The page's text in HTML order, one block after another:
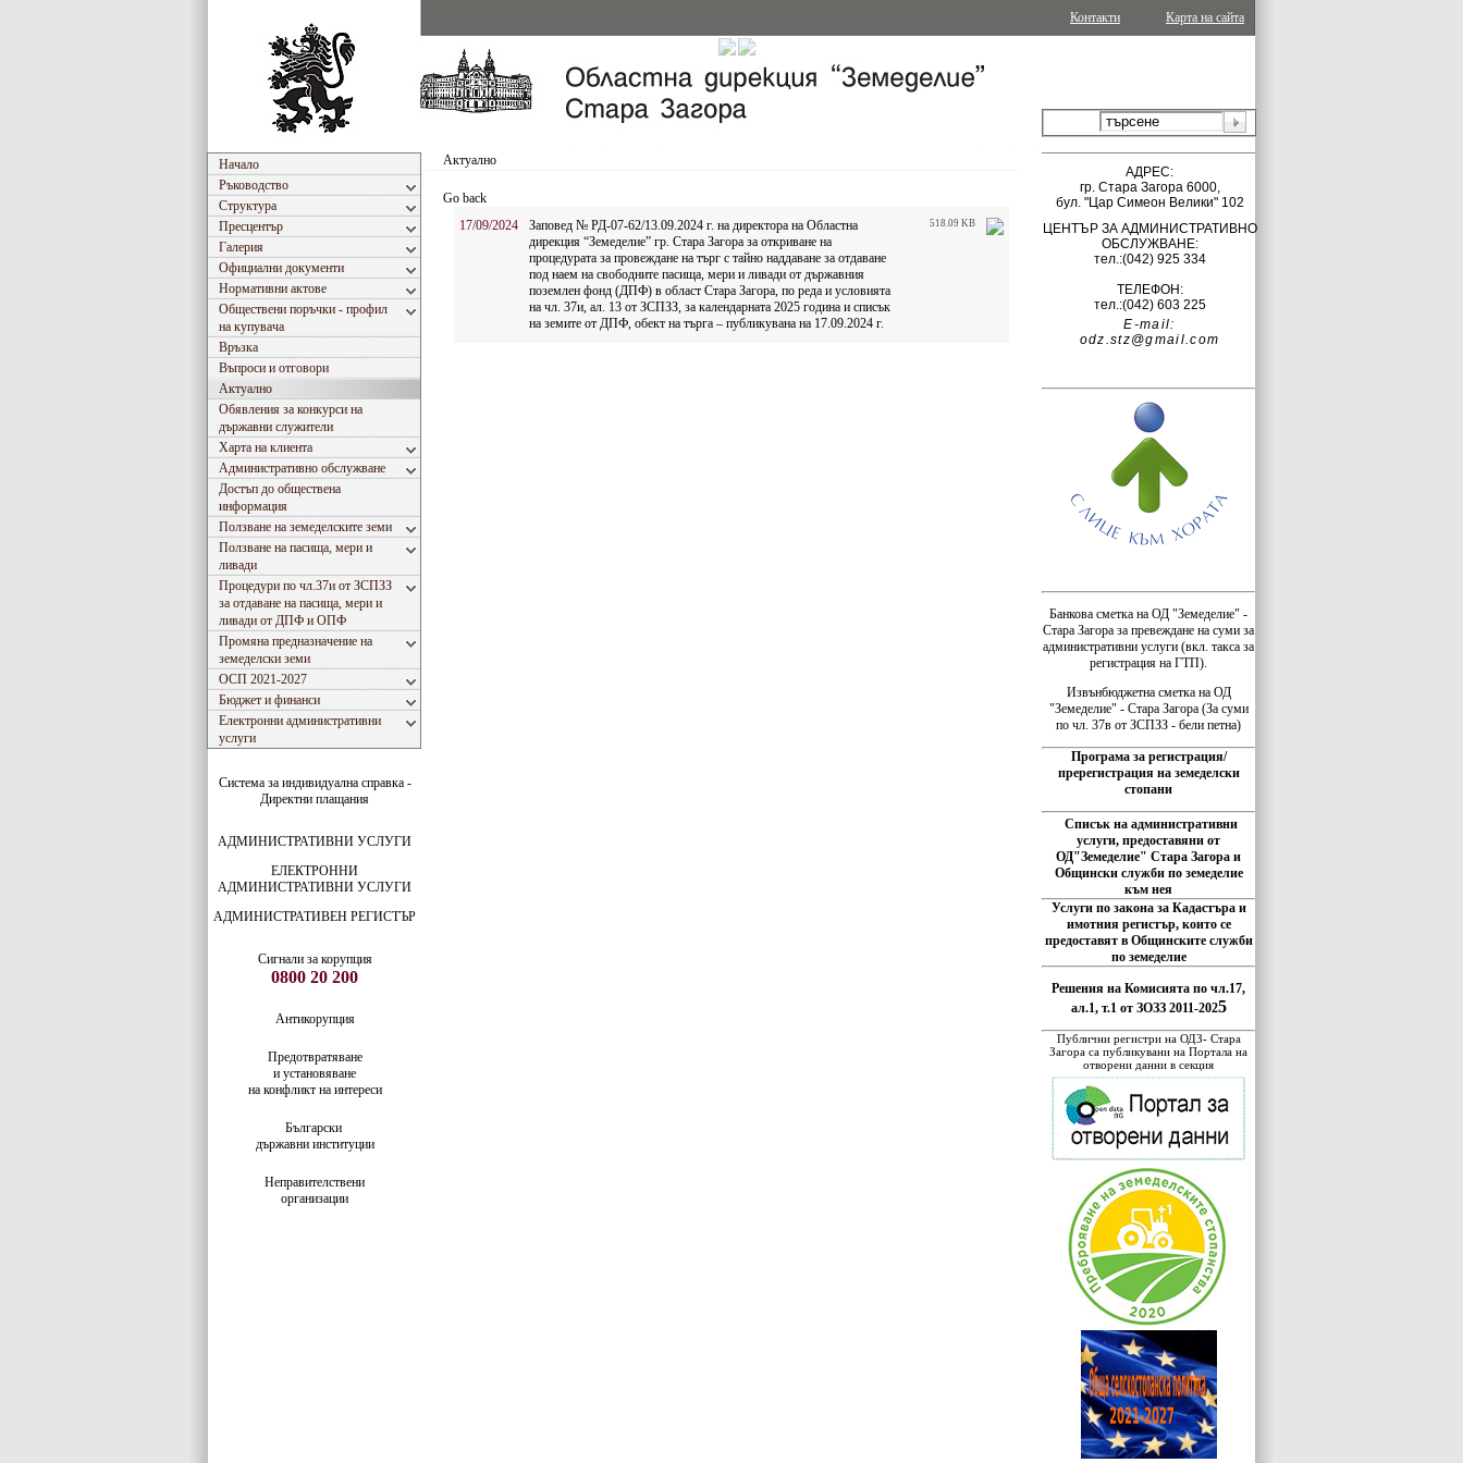
Карта на сайта
Контакти
Начало
Ръководство
Структура
Пресцентър
Галерия
Официални документи
Нормативни актове
Обществени поръчки - профил
на купувача
Връзка
Въпроси и отговори
Актуално
Обявления за конкурси на
държавни служители
Харта на клиента
Административно обслужване
Достъп до обществена
информация
Ползване на земеделските земи
Ползване на пасища, мери и
ливади
Процедури по чл.37и от ЗСПЗЗ
за отдаване на пасища, мери и
ливади от ДПФ и ОПФ
Промяна предназначение на
земеделски земи
ОСП 2021-2027
Бюджет и финанси
Електронни административни
услуги
Система за индивидуална справка -
Директни плащания
АДМИНИСТРАТИВНИ УСЛУГИ
ЕЛЕКТРОННИ
АДМИНИСТРАТИВНИ УСЛУГИ
АДМИНИСТРАТИВЕН РЕГИСТЪР
Сигнали за корупция
0800 20 200
Антикорупция
Предотвратяване
и установяване
на конфликт на интереси
Български
държавни институции
Неправителствени
организации
Актуално
Go back
17/09/2024
Заповед № РД-07-62/13.09.2024 г. на директора на Областна
дирекция “Земеделие” гр. Стара Загора за откриване на
процедурата за провеждане на търг с тайно наддаване за отдаване
под наем на свободните пасища, мери и ливади от държавния
поземлен фонд (ДПФ) в област Стара Загора, по реда и условията
на чл. 37и, ал. 13 от ЗСПЗЗ, за календарната 2025 година и списък
на земите от ДПФ, обект на търга – публикувана на 17.09.2024 г.
518.09 KB
АДРЕС:
гр. Стара Загора 6000,
бул. "Цар Симеон Велики" 102
ЦЕНТЪР ЗА АДМИНИСТРАТИВНО
ОБСЛУЖВАНЕ:
тел.:(042) 925 334
ТЕЛЕФОН:
тел.:(042) 603 225
E-mail:
odz.stz@gmail.com
Банкова сметка на ОД "Земеделие" -
Стара Загора за превеждане на суми за
административни услуги (вкл. такса за
регистрация на ГТП).
Извънбюджетна сметка на ОД
"Земеделие" - Стара Загора (За суми
по чл. 37в от ЗСПЗЗ - бели петна)
Програма за регистрация/
пререгистрация на земеделски
стопани
Списък на административни
услуги, предоставяни от
ОД"Земеделие" Стара Загора и
Общински служби по земеделие
към нея
Услуги по закона за Кадастъра и
имотния регистър, които се
предоставят в Общинските служби
по земеделие
Решения на Комисията по чл.17,
ал.1, т.1 от ЗОЗЗ 2011-2025
Публични регистри на ОДЗ- Стара
Загора са публикувани на Портала на
отворени данни в секция